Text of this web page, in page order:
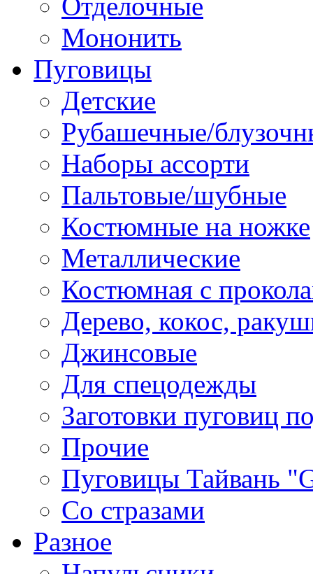
Мононить
Пуговицы
Детские
Рубашечные/
Наборы ассорти
Пальтовые/шубные
Костюмные на ножке
Металлические
Костюмная с
Дерево, кокос,
Джинсовые
Для спецодежды
Заготовки пуговиц
Прочие
Пуговицы Тайвань
Со стразами
Разное